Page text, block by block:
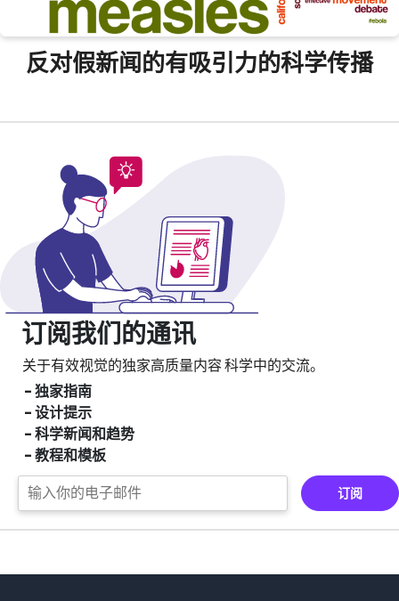
反对假新闻的有吸引力的科学传播
订阅我们的通讯
关于有效视觉的独家高质量内容科学中的交流。
- 独家指南
- 设计提示
- 科学新闻和趋势
- 教程和模板
订阅